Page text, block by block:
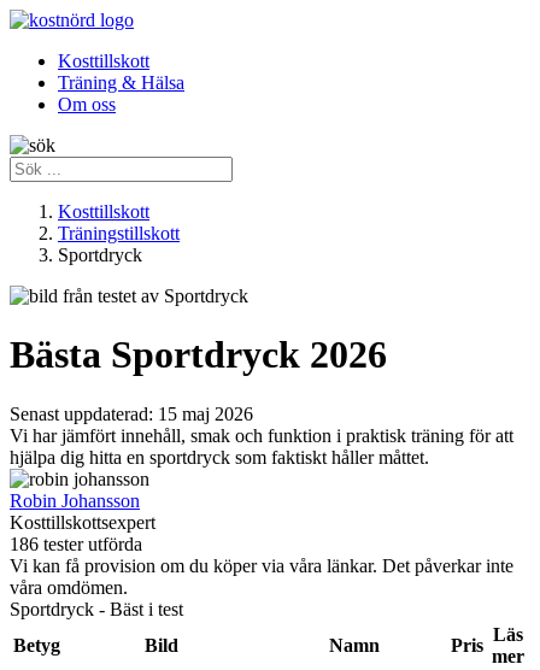
Kosttillskott
Träning & Hälsa
Om oss
Kosttillskott
Träningstillskott
Sportdryck
Bästa Sportdryck 2026
Senast uppdaterad: 15 maj 2026
Vi har jämfört innehåll, smak och funktion i praktisk träning för att
hjälpa dig hitta en sportdryck som faktiskt håller måttet.
Robin Johansson
Kosttillskottsexpert
186 tester utförda
Vi kan få provision om du köper via våra länkar. Det påverkar inte
våra omdömen.
Sportdryck - Bäst i test
Betyg
Bild Namn Pris
Läs
mer